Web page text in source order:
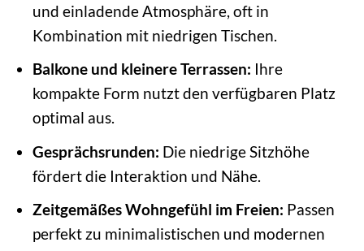
und einladende Atmosphäre, oft in
Kombination mit niedrigen Tischen.
Balkone und kleinere Terrassen: Ihre
kompakte Form nutzt den verfügbaren Platz
optimal aus.
Gesprächsrunden: Die niedrige Sitzhöhe
fördert die Interaktion und Nähe.
Zeitgemäßes Wohngefühl im Freien: Passen
perfekt zu minimalistischen und modernen